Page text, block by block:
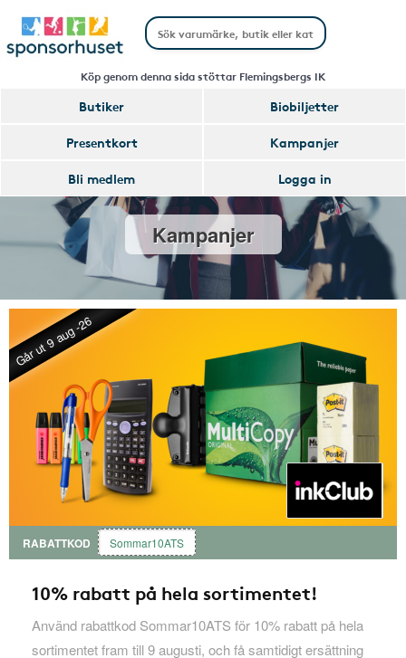
Köp genom denna sida stöttar Flemingsbergs IK
Butiker
Biobiljetter
Presentkort
Kampanjer
Bli medlem
Logga in
Kampanjer
Går ut 9 aug -26
RABATTKOD Sommar10ATS
10% rabatt på hela sortimentet!
Använd rabattkod Sommar10ATS för 10% rabatt på hela
sortimentet fram till 9 augusti, och få samtidigt ersättning